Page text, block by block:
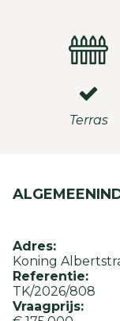
Terras
ALGEMEEN
Adres:
Koning
Referentie:
TK/2026/808
Vraagprijs: